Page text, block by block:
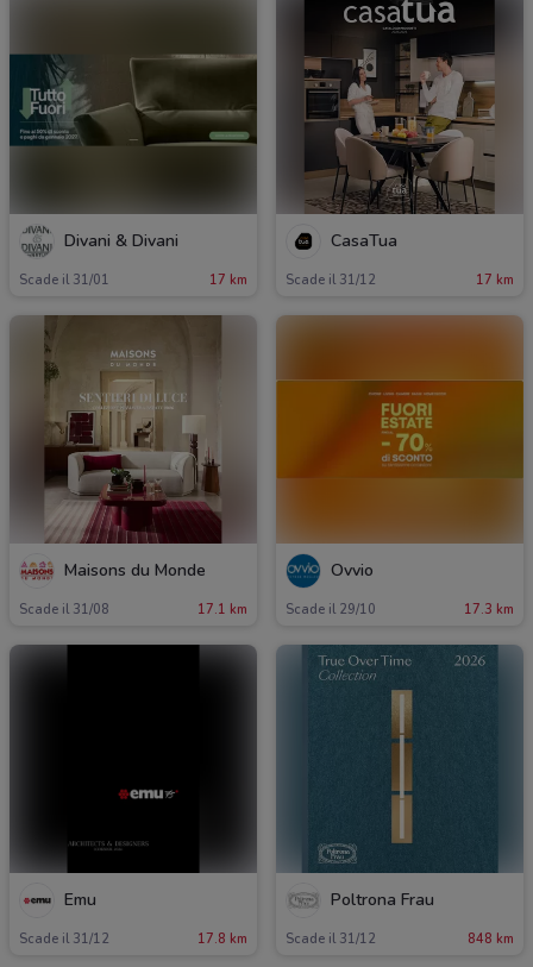
Divani & Divani
Scade il 31/01 17 km
CasaTua
Scade il 31/12 17 km
Maisons du Monde
Scade il 31/08 17.1 km
Ovvio
Scade il 29/10 17.3 km
Emu
Scade il 31/12 17.8 km
Poltrona Frau
Scade il 31/12 848 km